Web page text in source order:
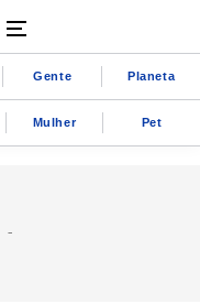
Gente Planeta
Mulher Pet